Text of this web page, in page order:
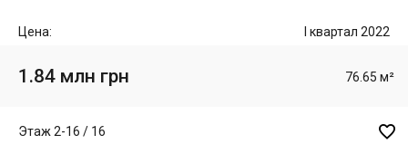
Цена: I квартал 2022
1.84 млн грн 76.65 м²
Этаж 2-16 / 16 